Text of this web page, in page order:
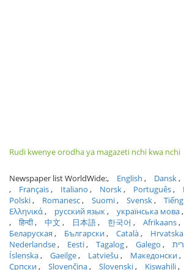
Rudi kwenye orodha ya magazeti nchi kwa nchi
Newspaper list WorldWide: English Dansk
Français
Italiano Norsk Português
Polski
Romanesc Suomi Svensk
Ελληνικά
русский язык українська мова
हिन्दी
中文 日本語 한국어 Afrikaans
Беларуская
Български Català Hrvatska
Nederlandse
Eesti Tagalog Galego
Íslenska
Gaeilge Latviešu Македонски
Српски
Slovenčina Slovenski Kiswahili